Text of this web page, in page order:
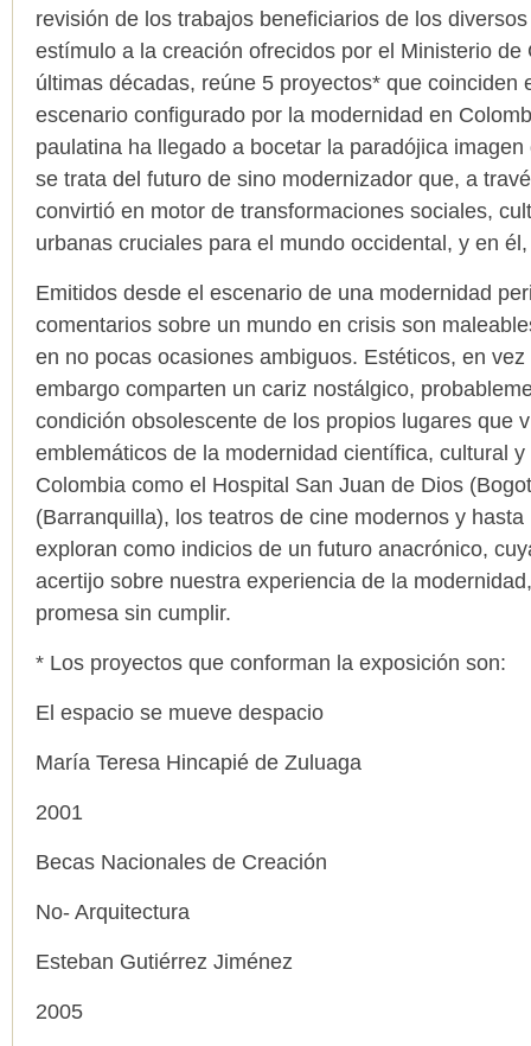
revisión de los trabajos beneficiarios de los
estímulo a la creación ofrecidos por el Ministerio de
últimas décadas, reúne 5 proyectos* que coinciden
escenario configurado por la modernidad en
paulatina ha llegado a bocetar la paradójica
se trata del futuro de sino modernizador que, a
convirtió en motor de transformaciones sociales,
urbanas cruciales para el mundo occidental, y en
Emitidos desde el escenario de una modernidad
comentarios sobre un mundo en crisis son
en no pocas ocasiones ambiguos. Estéticos, en
embargo comparten un cariz nostálgico,
condición obsolescente de los propios lugares que
emblemáticos de la modernidad científica, cultural
Colombia como el Hospital San Juan de Dios
(Barranquilla), los teatros de cine modernos y
exploran como indicios de un futuro anacrónico,
acertijo sobre nuestra experiencia de la
promesa sin cumplir.
* Los proyectos que conforman la exposición son:
El espacio se mueve despacio
María Teresa Hincapié de Zuluaga
2001
Becas Nacionales de Creación
No- Arquitectura
Esteban Gutiérrez Jiménez
2005